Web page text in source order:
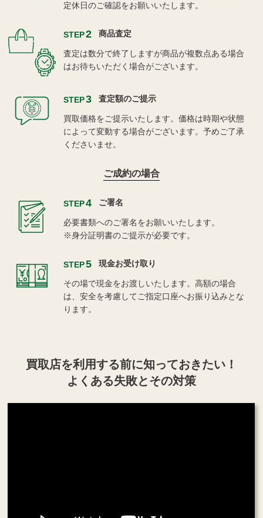
定休日のご確認をお願いいたします。
STEP2 商品査定
査定は数分で終了しますが商品が複数点ある場合
はお待ちいただく場合がございます。
STEP3 査定額のご提示
買取価格をご提示いたします。価格は時期や状態
によって変動する場合がございます。予めご了承
くださいませ。
ご成約の場合
STEP4 ご署名
必要書類へのご署名をお願いいたします。
※身分証明書のご提示が必要です。
STEP5 現金お受け取り
その場で現金をお渡しいたします。高額の場合
は、安全を考慮してご指定口座へお振り込みとな
ります。
買取店を利用する前に知っておきたい！
よくある失敗とその対策